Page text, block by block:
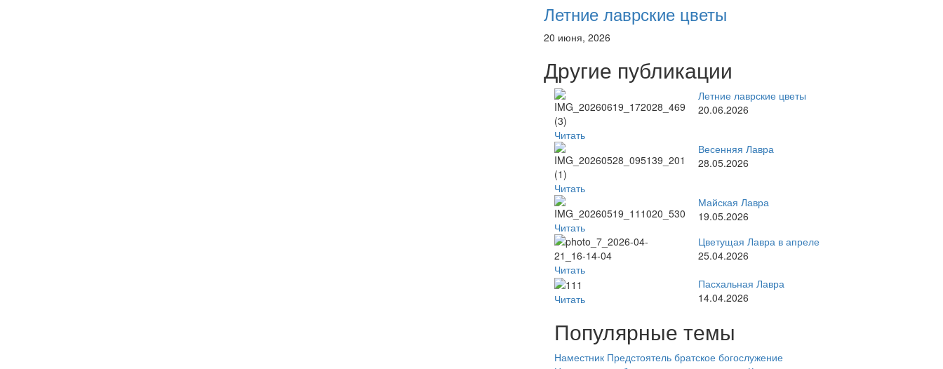
Летние лаврские цветы
20 июня, 2026
Другие публикации
Читать
Летние лаврские цветы
20.06.2026
Читать
Весенняя Лавра
28.05.2026
Читать
Майская Лавра
19.05.2026
Читать
Цветущая Лавра в апреле
25.04.2026
Читать
Пасхальная Лавра
14.04.2026
Популярные темы
Наместник Предстоятель братское богослужение